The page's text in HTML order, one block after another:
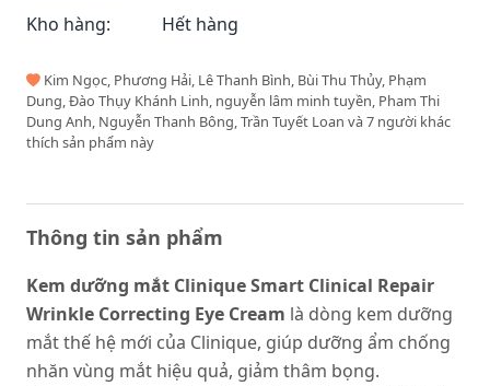
Kho hàng:
Hết hàng
Kim Ngọc, Phương Hải, Lê Thanh Bình, Bùi Thu Thủy, Phạm
Dung, Đào Thụy Khánh Linh, nguyễn lâm minh tuyền, Pham Thi
Dung Anh, Nguyễn Thanh Bông, Trần Tuyết Loan và 7 người khác
thích sản phẩm này
Thông tin sản phẩm
Kem dưỡng mắt Clinique Smart Clinical Repair
Wrinkle Correcting Eye Cream là dòng kem dưỡng
mắt thế hệ mới của Clinique, giúp dưỡng ẩm chống
nhăn vùng mắt hiệu quả, giảm thâm bọng.